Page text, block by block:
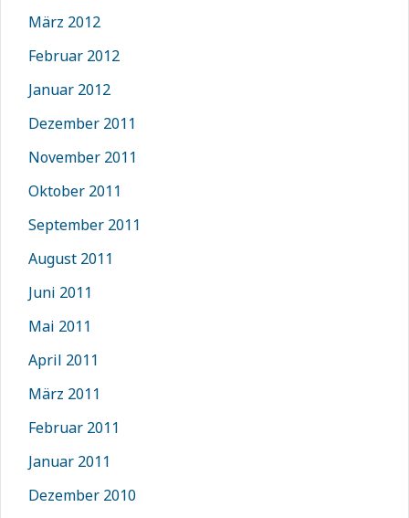
März 2012
Februar 2012
Januar 2012
Dezember 2011
November 2011
Oktober 2011
September 2011
August 2011
Juni 2011
Mai 2011
April 2011
März 2011
Februar 2011
Januar 2011
Dezember 2010